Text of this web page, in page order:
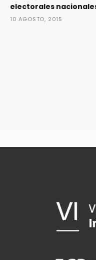
electorales
10 AGOSTO, 2015